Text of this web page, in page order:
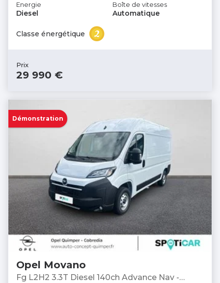
Energie
Diesel
Boîte de vitesses
Automatique
Classe énergétique
Prix
29 990 €
Démonstration
Opel Movano
Fg L2H2 3.3T Diesel 140ch Advance Nav -